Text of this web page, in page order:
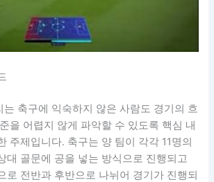
는 축구에 익숙하지 않은 사람도 경기의 흐
을 어렵지 않게 파악할 수 있도록 핵심 내
주제입니다. 축구는 양 팀이 각각 11명의
대 골문에 공을 넣는 방식으로 진행되고
로 전반과 후반으로 나뉘어 경기가 진행되